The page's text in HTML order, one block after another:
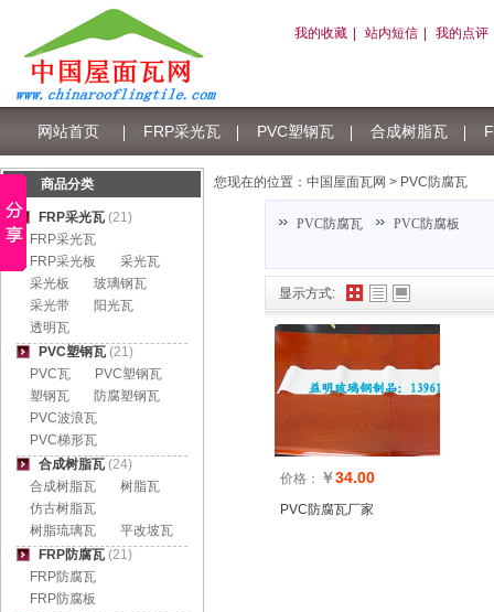
网站首页 FRP采光瓦 PVC塑钢瓦 合成树脂瓦
树脂瓦积分
我的收藏 站内短信 我的点评
显示方式:
价格： ￥34.00
PVC防腐瓦厂家
您现在的位置： 中国屋面瓦网 > PVC防腐瓦
PVC防腐瓦 PVC防腐板
商品分类
FRP采光瓦 (21)
FRP采光瓦
FRP采光板
采光瓦
采光板
玻璃钢瓦
采光带
阳光瓦
透明瓦
PVC塑钢瓦 (21)
PVC瓦
PVC塑钢瓦
塑钢瓦
防腐塑钢瓦
PVC波浪瓦
PVC梯形瓦
合成树脂瓦 (24)
合成树脂瓦
树脂瓦
仿古树脂瓦
树脂琉璃瓦
平改坡瓦
FRP防腐瓦 (21)
FRP防腐瓦
FRP防腐板